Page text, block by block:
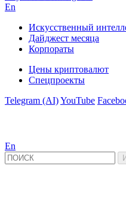
En
Искусственный
Дайджест месяца
Корпораты
Цены криптовалют
Спецпроекты
Telegram (AI)YouTube
En